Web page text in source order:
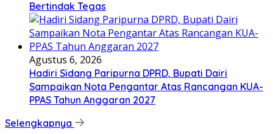
Bertindak Tegas
Agustus 6, 2026
Hadiri Sidang Paripurna DPRD, Bupati Dairi
Sampaikan Nota Pengantar Atas Rancangan KUA-
PPAS Tahun Anggaran 2027
Selengkapnya